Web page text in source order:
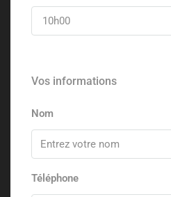
10h00
Vos informations
Nom
Téléphone